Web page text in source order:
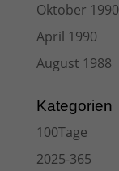
Oktober 1990
April 1990
August 1988
Kategorien
100Tage
2025-365